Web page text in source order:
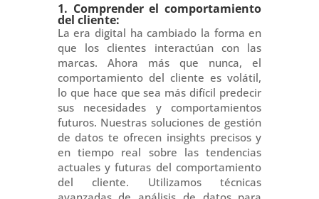
1. Comprender el comportamiento
del cliente:
La era digital ha cambiado la forma en
que los clientes interactúan con las
marcas. Ahora más que nunca, el
comportamiento del cliente es volátil,
lo que hace que sea más difícil predecir
sus necesidades y comportamientos
futuros. Nuestras soluciones de gestión
de datos te ofrecen insights precisos y
en tiempo real sobre las tendencias
actuales y futuras del comportamiento
del cliente. Utilizamos técnicas